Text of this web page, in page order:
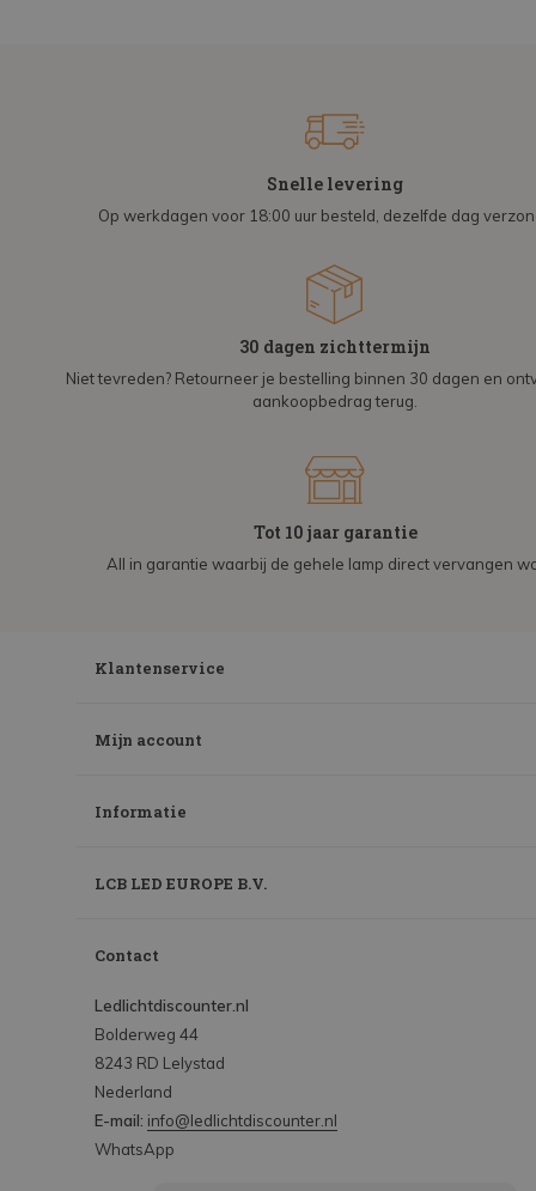
Snelle levering
Op werkdagen voor 18:00 uur besteld, dezelfde dag
30 dagen zichttermijn
Niet tevreden? Retourneer je bestelling binnen 30 dagen en
aankoopbedrag terug.
Tot 10 jaar garantie
All in garantie waarbij de gehele lamp direct vervangen
Klantenservice
Mijn account
Informatie
LCB LED EUROPE B.V.
Contact
Ledlichtdiscounter.nl
Bolderweg 44
8243 RD Lelystad
Nederland
E-mail: info@ledlichtdiscounter.nl
WhatsApp